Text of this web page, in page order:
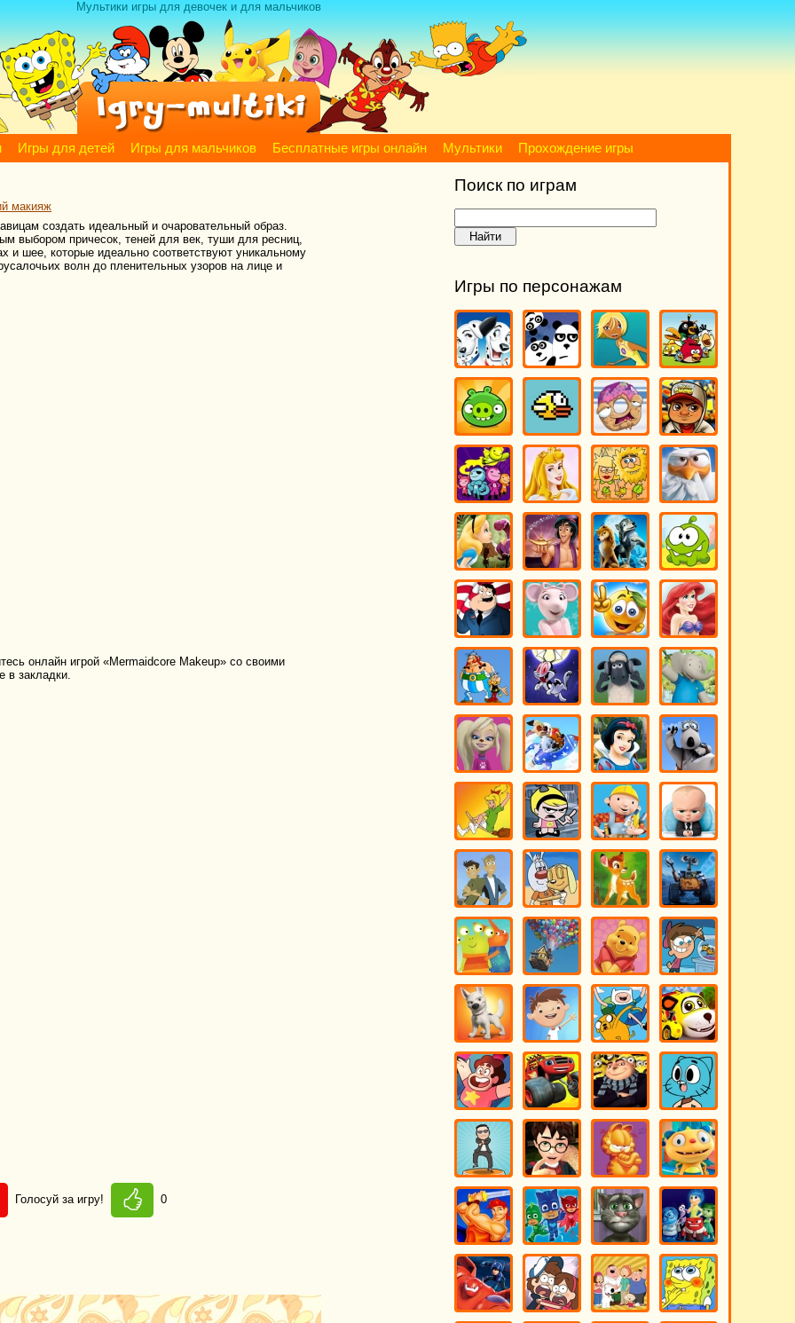
Мультики игры для девочек и для мальчиков
Игры для детей Игры для мальчиков Бесплатные игры онлайн Мультики Прохождение игры
макияж
создать идеальный и очаровательный образ.
выбором причесок, теней для век, туши для ресниц,
и шее, которые идеально соответствуют уникальному
волн до пленительных узоров на лице и
онлайн игрой «Mermaidcore Makeup» со своими
в закладки.
Голосуй за игру! 0
Поиск по играм
Игры по персонажам